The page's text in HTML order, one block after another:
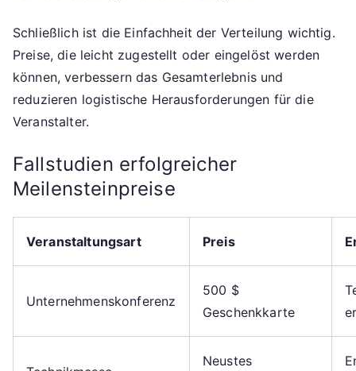
Schließlich ist die Einfachheit der Verteilung wichtig.
Preise, die leicht zugestellt oder eingelöst werden
können, verbessern das Gesamterlebnis und
reduzieren logistische Herausforderungen für die
Veranstalter.
Fallstudien erfolgreicher
Meilensteinpreise
Veranstaltungsart Preis
Unternehmenskonferenz
500 $
Geschenkkarte
Neustes